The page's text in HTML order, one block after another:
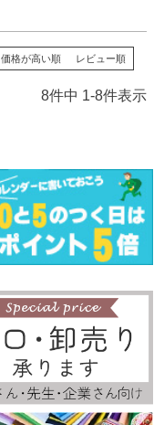
価格が高い順 レビュー順
8件中 1-8件表示